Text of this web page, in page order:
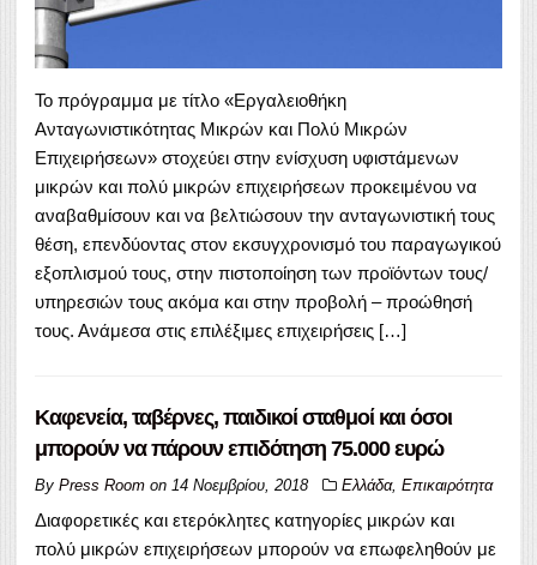
Το πρόγραμμα με τίτλο «Εργαλειοθήκη
Ανταγωνιστικότητας Μικρών και Πολύ Μικρών
Επιχειρήσεων» στοχεύει στην ενίσχυση υφιστάμενων
μικρών και πολύ μικρών επιχειρήσεων προκειμένου να
αναβαθμίσουν και να βελτιώσουν την ανταγωνιστική τους
θέση, επενδύοντας στον εκσυγχρονισμό του παραγωγικού
εξοπλισμού τους, στην πιστοποίηση των προϊόντων τους/
υπηρεσιών τους ακόμα και στην προβολή – προώθησή
τους. Ανάμεσα στις επιλέξιμες επιχειρήσεις […]
Καφενεία, ταβέρνες, παιδικοί σταθμοί και όσοι
μπορούν να πάρουν επιδότηση 75.000 ευρώ
By Press Room on 14 Νοεμβρίου, 2018 Ελλάδα, Επικαιρότητα
Διαφορετικές και ετερόκλητες κατηγορίες μικρών και
πολύ μικρών επιχειρήσεων μπορούν να επωφεληθούν με